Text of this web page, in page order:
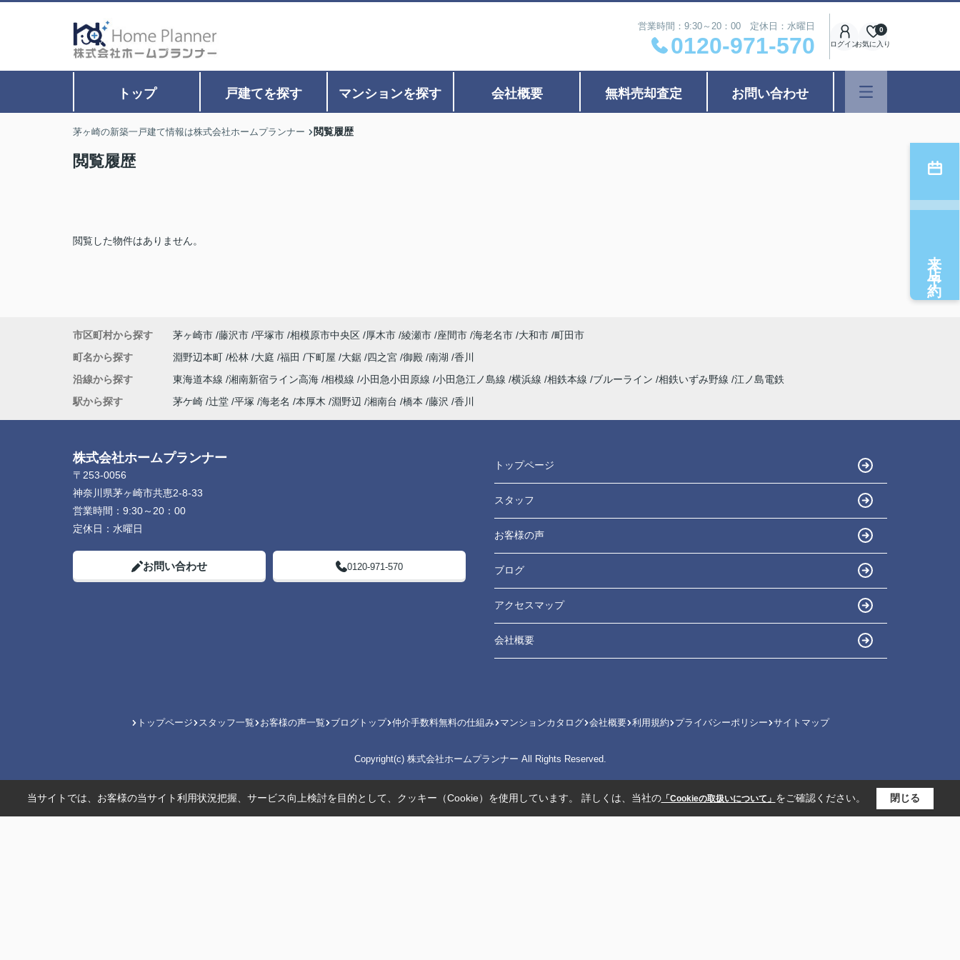
営業時間：9:30～20：00 定休日：水曜日
0120-971-570 ログインお気に入り
0
トップ 戸建てを探す マンションを探す 会社概要 無料売却査定 お問い合わせ
茅ヶ崎の新築一戸建て情報は株式会社ホームプランナー 閲覧履歴
閲覧履歴
閲覧した物件はありません。
来店予約
市区町村から探す 茅ヶ崎市 藤沢市 平塚市 相模原市中央区 厚木市 綾瀬市 座間市 海老名市 大和市 町田市
町名から探す
淵野辺本町 松林 大庭 福田 下町屋 大鋸 四之宮 御殿 南湖 香川
沿線から探す
東海道本線 湘南新宿ライン高海 相模線 小田急小田原線 小田急江ノ島線 横浜線 相鉄本線 ブルーライン 相鉄いずみ野線 江ノ島電鉄
駅から探す
茅ケ崎 辻堂 平塚 海老名 本厚木 淵野辺 湘南台 橋本 藤沢 香川
株式会社ホームプランナー
〒253-0056
神奈川県茅ヶ崎市共恵2-8-33
営業時間： 9:30～20：00
定休日： 水曜日
お問い合わせ 0120-971-570
トップページ
スタッフ
お客様の声
ブログ
アクセスマップ
会社概要
トップページ スタッフ一覧 お客様の声一覧 ブログトップ 仲介手数料無料の仕組み マンションカタログ 会社概要 利用規約 プライバシーポリシー サイトマップ
Copyright(c) 株式会社ホームプランナー All Rights Reserved.
当サイトでは、お客様の当サイト利用状況把握、サービス向上検討を目的として、クッキー（Cookie）を使用しています。 詳しくは、当社の「Cookieの取扱いについて」 をご確認ください。 閉じる